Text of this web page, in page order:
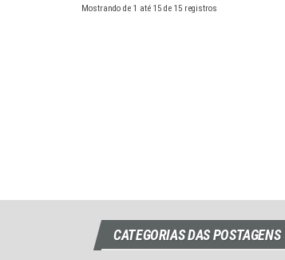
Mostrando de 1 até 15 de 15 registros
CATEGORIAS DAS POSTAGENS